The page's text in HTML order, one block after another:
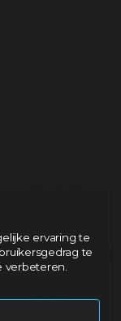
ervaring te
te